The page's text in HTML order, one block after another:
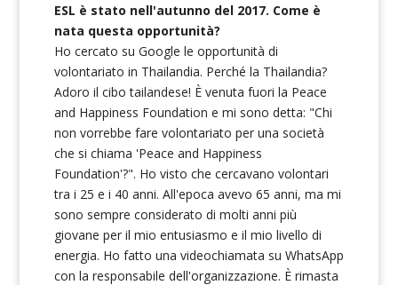
ESL è stato nell'autunno del 2017. Come è
nata questa opportunità?
Ho cercato su Google le opportunità di
volontariato in Thailandia. Perché la Thailandia?
Adoro il cibo tailandese! È venuta fuori la Peace
and Happiness Foundation e mi sono detta: "Chi
non vorrebbe fare volontariato per una società
che si chiama 'Peace and Happiness
Foundation'?". Ho visto che cercavano volontari
tra i 25 e i 40 anni. All'epoca avevo 65 anni, ma mi
sono sempre considerato di molti anni più
giovane per il mio entusiasmo e il mio livello di
energia. Ho fatto una videochiamata su WhatsApp
con la responsabile dell'organizzazione. È rimasta